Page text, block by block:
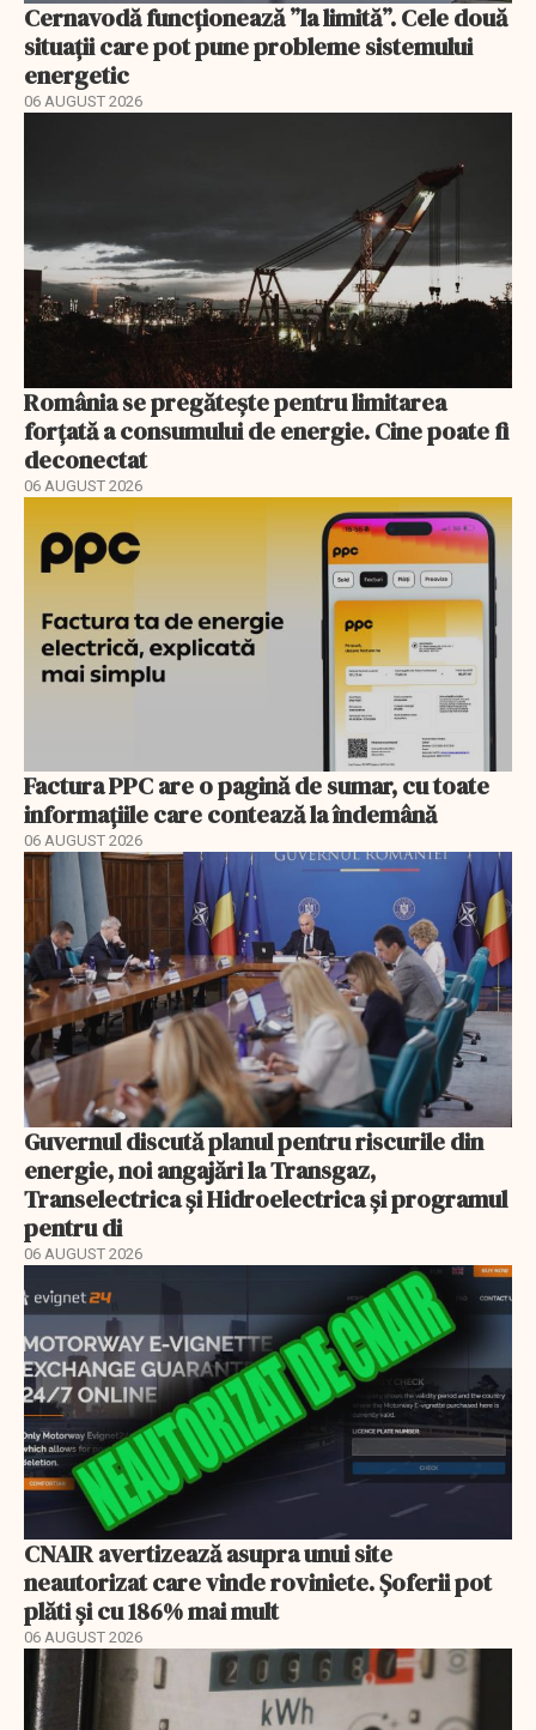
Cernavodă funcționează ”la limită”. Cele două
situații care pot pune probleme sistemului
energetic
06 AUGUST 2026
România se pregătește pentru limitarea
forțată a consumului de energie. Cine poate fi
deconectat
06 AUGUST 2026
Factura PPC are o pagină de sumar, cu toate
informațiile care contează la îndemână
06 AUGUST 2026
Guvernul discută planul pentru riscurile din
energie, noi angajări la Transgaz,
Transelectrica și Hidroelectrica și programul
pentru di
06 AUGUST 2026
CNAIR avertizează asupra unui site
neautorizat care vinde roviniete. Șoferii pot
plăti și cu 186% mai mult
06 AUGUST 2026